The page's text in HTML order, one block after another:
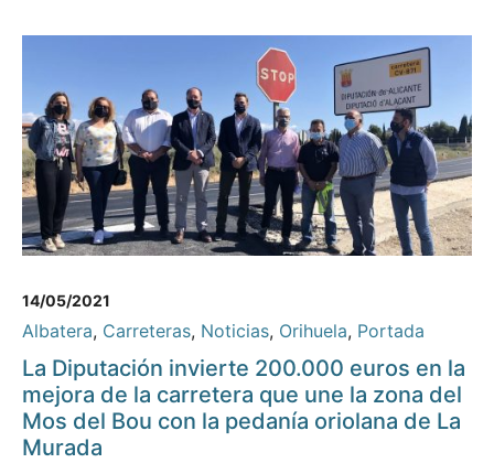
14/05/2021
Albatera, Carreteras, Noticias, Orihuela, Portada
La Diputación invierte 200.000 euros en la
mejora de la carretera que une la zona del
Mos del Bou con la pedanía oriolana de La
Murada